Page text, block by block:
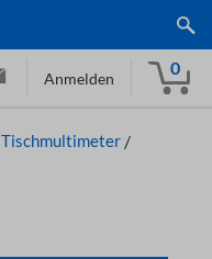
Anmelden
0
Tischmultimeter /